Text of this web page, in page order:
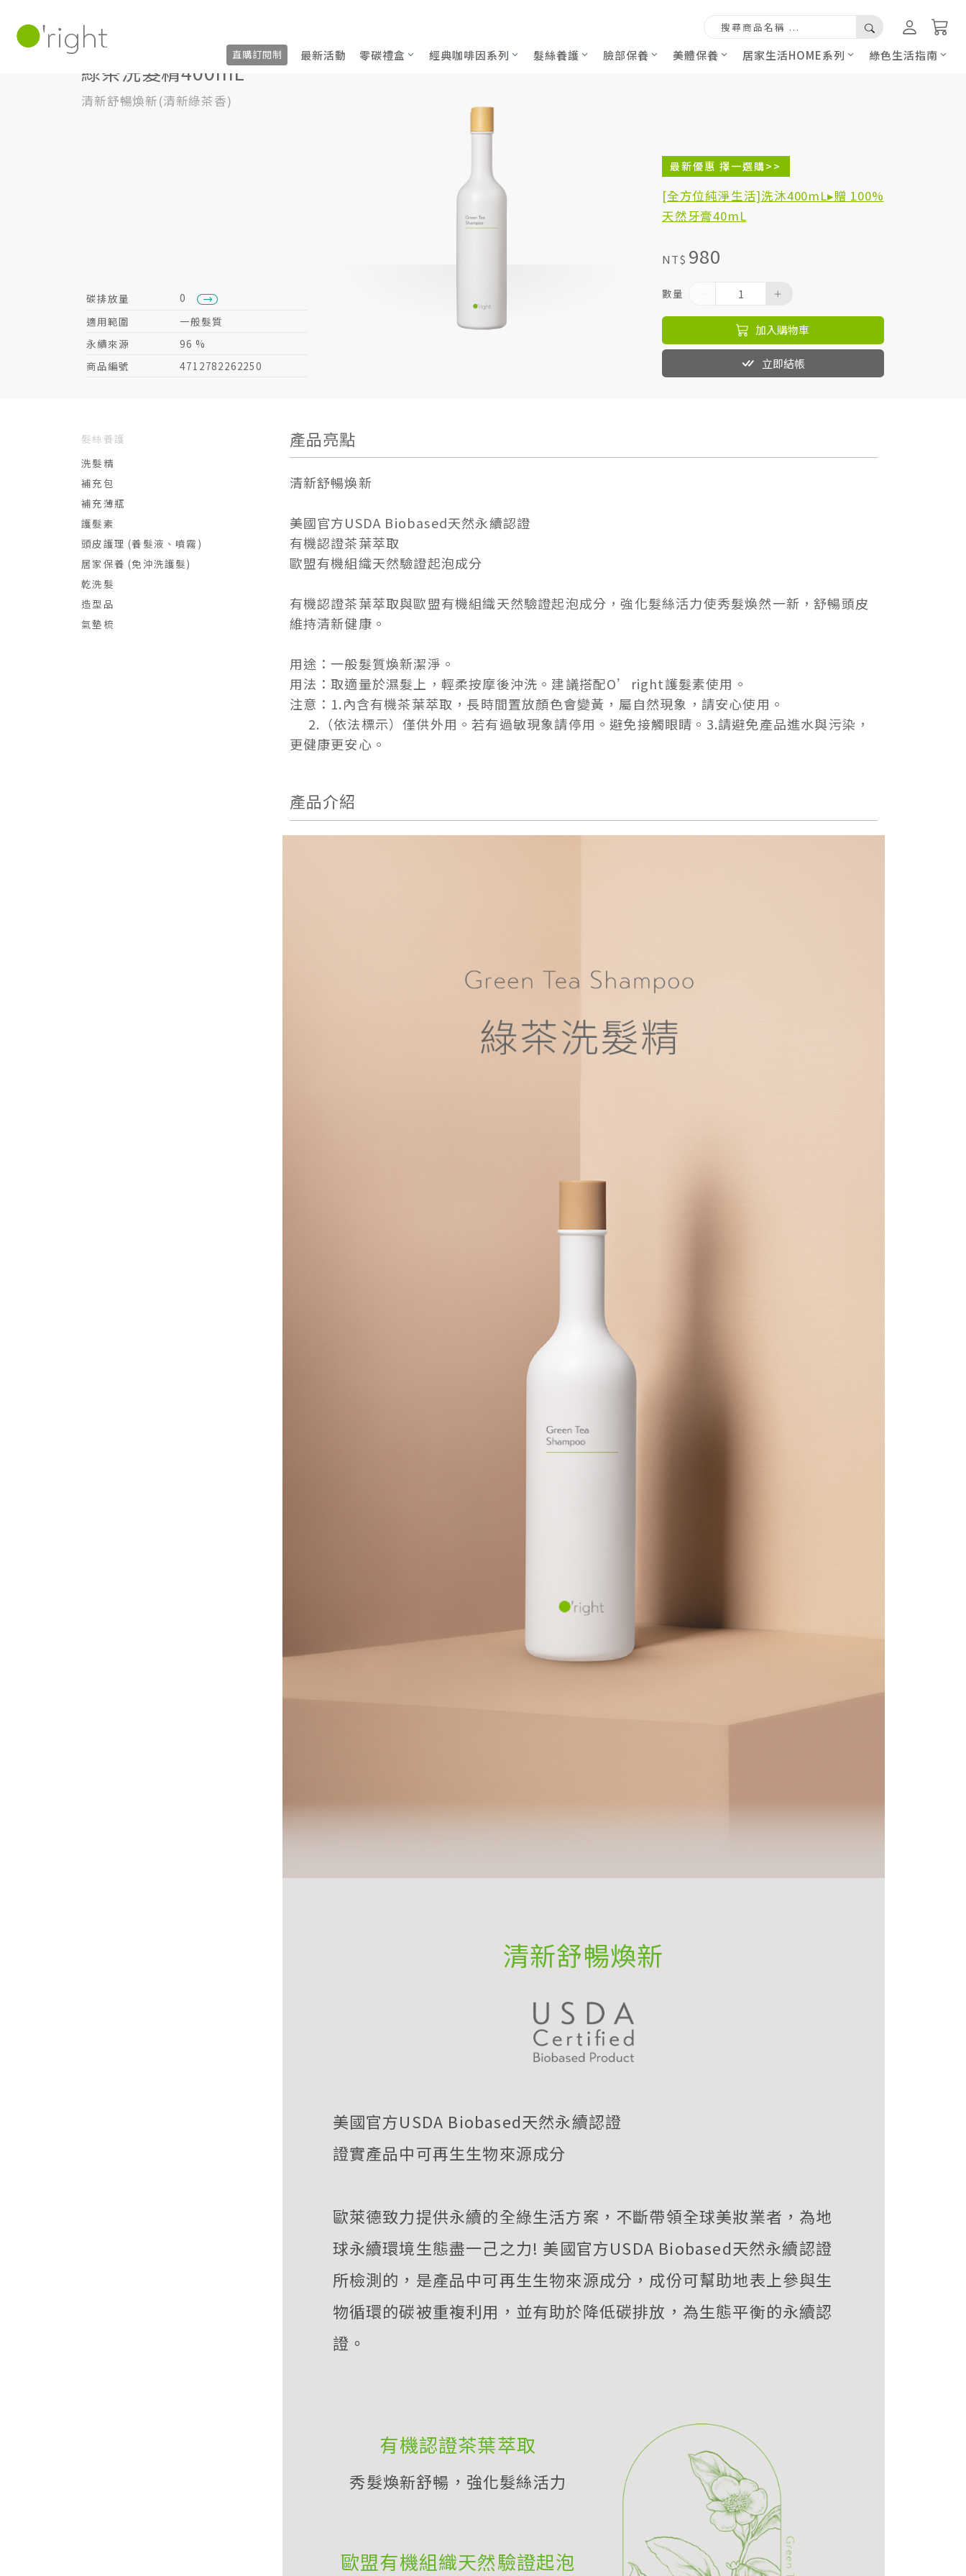
直購訂閱制 最新活動 零碳禮盒 經典咖啡因系列 髮絲養護 臉部保養 美體保養 居家生活HOME系列 綠色生活指南
綠茶洗髮精400mL
清新舒暢煥新(清新綠茶香)
碳排放量
0
適用範圍
一般髮質
永續來源
96 %
商品編號
4712782262250
最新優惠 擇一選購>>
[全方位純淨生活]洗沐400mL▸贈 100%
天然牙膏40mL
NT$ 980
數量
加入購物車
立即結帳
髮絲養護
洗髮精
補充包
補充薄瓶
護髮素
頭皮護理 (養髮液、噴霧)
居家保養 (免沖洗護髮)
乾洗髮
造型品
氣墊梳
產品亮點
清新舒暢煥新
美國官方USDA Biobased天然永續認證
有機認證茶葉萃取
歐盟有機組織天然驗證起泡成分
有機認證茶葉萃取與歐盟有機組織天然驗證起泡成分，強化髮絲活力使秀髮煥然一新，舒暢頭皮
維持清新健康。
用途：一般髮質煥新潔淨。
用法：取適量於濕髮上，輕柔按摩後沖洗。建議搭配O’right護髮素使用。
注意：1.內含有機茶葉萃取，長時間置放顏色會變黃，屬自然現象，請安心使用。
2.（依法標示）僅供外用。若有過敏現象請停用。避免接觸眼睛。3.請避免產品進水與污染，
更健康更安心。
產品介紹
清新舒暢煥新
美國官方USDA Biobased天然永續認證
證實產品中可再生生物來源成分
歐萊德致力提供永續的全綠生活方案，不斷帶領全球美妝業者，為地
球永續環境生態盡一己之力! 美國官方USDA Biobased天然永續認證
所檢測的，是產品中可再生生物來源成分，成份可幫助地表上參與生
物循環的碳被重複利用，並有助於降低碳排放，為生態平衡的永續認
證。
有機認證茶葉萃取
秀髮煥新舒暢，強化髮絲活力
歐盟有機組織天然驗證起泡